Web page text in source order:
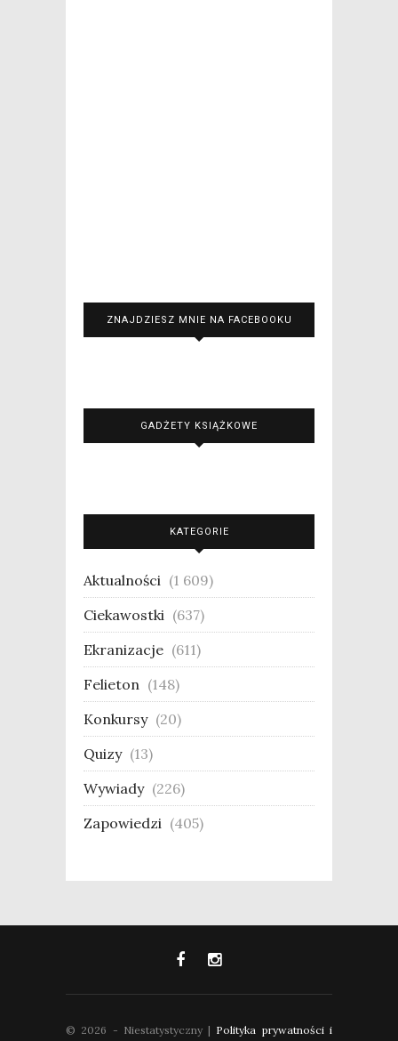
ZNAJDZIESZ MNIE NA FACEBOOKU
GADŻETY KSIĄŻKOWE
KATEGORIE
Aktualności (1 609)
Ciekawostki (637)
Ekranizacje (611)
Felieton (148)
Konkursy (20)
Quizy (13)
Wywiady (226)
Zapowiedzi (405)
© 2026 - Niestatystyczny | Polityka prywatności i